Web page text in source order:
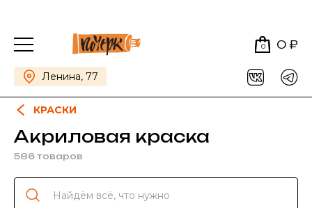
0 0 ₽
Ленина, 77
КРАСКИ
Акриловая краска
586 товаров